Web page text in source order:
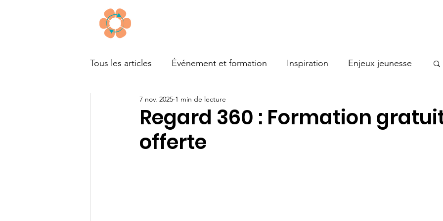
Tous les articles Événement et formation Inspiration Enjeux jeunesse
Financement Bonne pratique
Regard 360 : Formation
offerte
7 nov. 2025 1 min de lecture